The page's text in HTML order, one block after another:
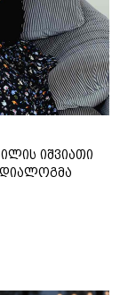
იშვიათი